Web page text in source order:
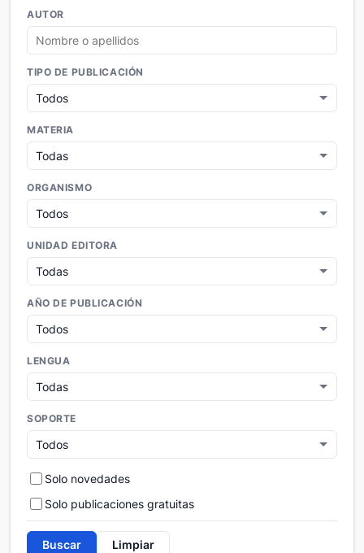
AUTOR
TIPO DE PUBLICACIÓN
MATERIA
ORGANISMO
UNIDAD EDITORA
AÑO DE PUBLICACIÓN
LENGUA
SOPORTE
Solo novedades
Solo publicaciones gratuitas
Buscar Limpiar